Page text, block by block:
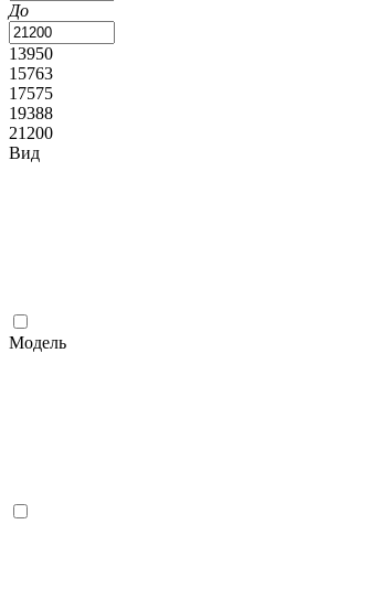
До
13950
15763
17575
19388
21200
Вид
Модель